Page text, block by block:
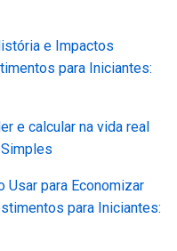
e Impactos
para Iniciantes:
e calcular na vida real
Usar para Economizar
para Iniciantes: